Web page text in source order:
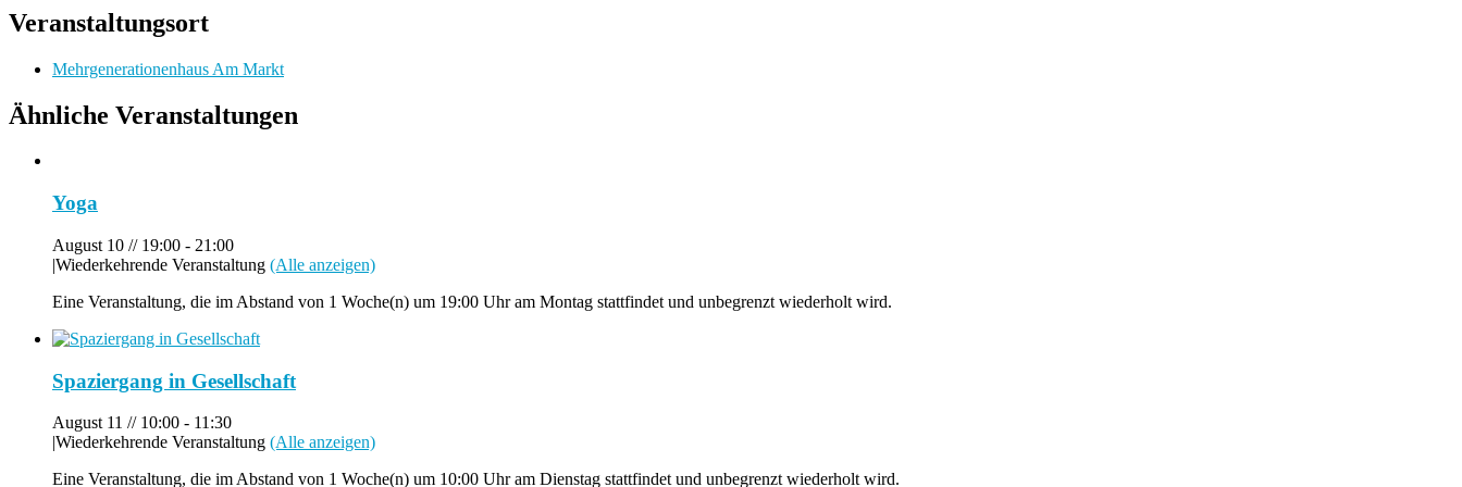
Veranstaltungsort
Mehrgenerationenhaus Am Markt
Ähnliche Veranstaltungen
Yoga
August 10 // 19:00 - 21:00
|Wiederkehrende Veranstaltung (Alle anzeigen)
Eine Veranstaltung, die im Abstand von 1 Woche(n) um 19:00 Uhr am Montag stattfindet und unbegrenzt wiederholt wird.
Spaziergang in Gesellschaft
August 11 // 10:00 - 11:30
|Wiederkehrende Veranstaltung (Alle anzeigen)
Eine Veranstaltung, die im Abstand von 1 Woche(n) um 10:00 Uhr am Dienstag stattfindet und unbegrenzt wiederholt wird.